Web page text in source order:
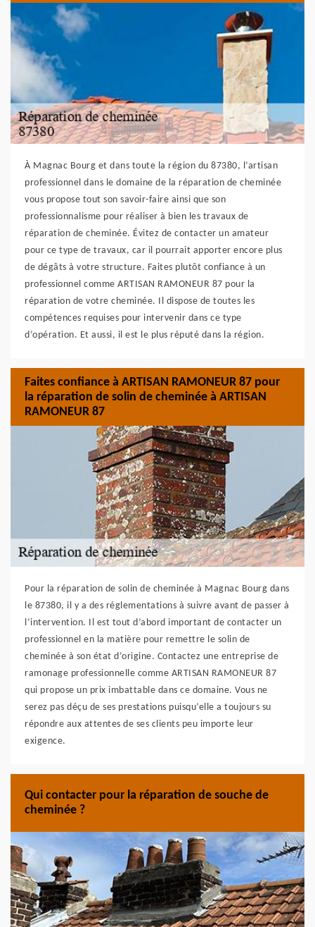
À Magnac Bourg et dans toute la région du 87380, l’artisan
professionnel dans le domaine de la réparation de cheminée
vous propose tout son savoir-faire ainsi que son
professionnalisme pour réaliser à bien les travaux de
réparation de cheminée. Évitez de contacter un amateur
pour ce type de travaux, car il pourrait apporter encore plus
de dégâts à votre structure. Faites plutôt confiance à un
professionnel comme ARTISAN RAMONEUR 87 pour la
réparation de votre cheminée. Il dispose de toutes les
compétences requises pour intervenir dans ce type
d’opération. Et aussi, il est le plus réputé dans la région.
Faites confiance à ARTISAN RAMONEUR 87 pour
la réparation de solin de cheminée à ARTISAN
RAMONEUR 87
Pour la réparation de solin de cheminée à Magnac Bourg dans
le 87380, il y a des réglementations à suivre avant de passer à
l’intervention. Il est tout d’abord important de contacter un
professionnel en la matière pour remettre le solin de
cheminée à son état d’origine. Contactez une entreprise de
ramonage professionnelle comme ARTISAN RAMONEUR 87
qui propose un prix imbattable dans ce domaine. Vous ne
serez pas déçu de ses prestations puisqu’elle a toujours su
répondre aux attentes de ses clients peu importe leur
exigence.
Qui contacter pour la réparation de souche de
cheminée ?